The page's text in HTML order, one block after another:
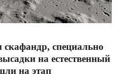
специально
на естественный
на этап